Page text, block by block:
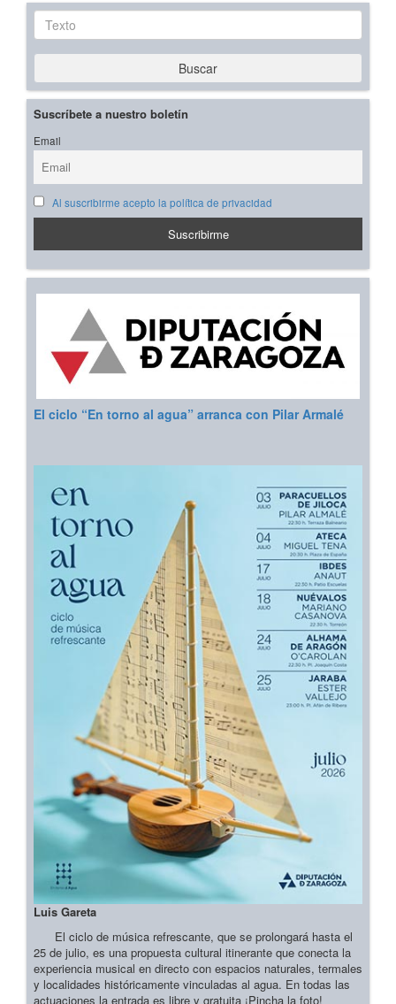
Texto
Buscar
Suscríbete a nuestro boletín
Email
Al suscribirme acepto la política de privacidad
El ciclo “En torno al agua” arranca con Pilar Armalé
Luis Gareta
El ciclo de música refrescante, que se prolongará hasta el
25 de julio, es una propuesta cultural itinerante que conecta la
experiencia musical en directo con espacios naturales, termales
y localidades históricamente vinculadas al agua. En todas las
actuaciones la entrada es libre y gratuita ¡Pincha la foto!